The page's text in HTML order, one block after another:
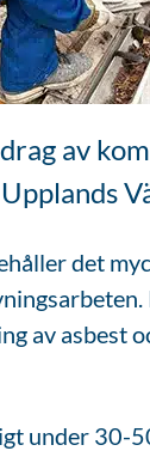
av
det
av asbest
under 30-